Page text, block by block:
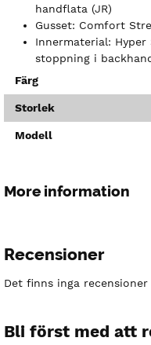
handflata (JR)
Gusset: Comfort
Innermaterial: Hyper
stoppning i
Färg
Storlek
Modell
More information
Recensioner
Det finns inga recensioner
Bli först med att